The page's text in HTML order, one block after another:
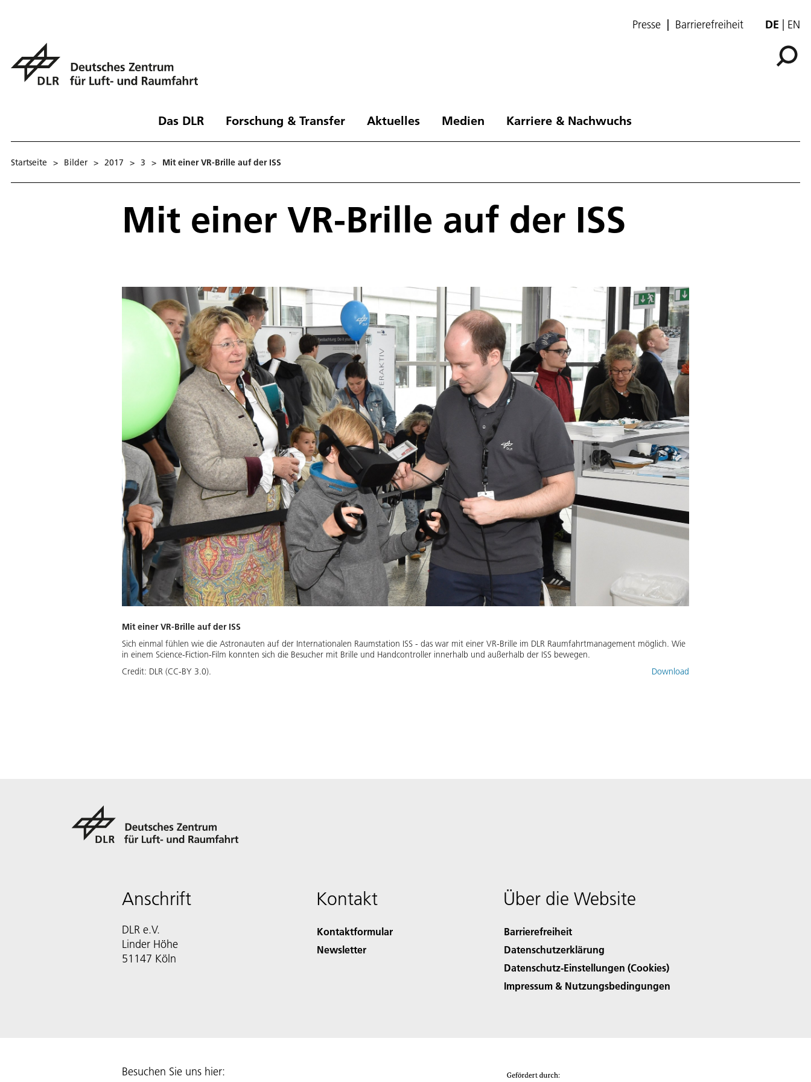
Presse Barrierefreiheit DE EN
Das DLR Forschung & Transfer Aktuelles Medien Karriere & Nachwuchs
Startseite > Bilder > 2017 > 3 > Mit einer VR-Brille auf der ISS
Mit einer VR-Brille auf der ISS
Mit einer VR-Brille auf der ISS
Sich einmal fühlen wie die Astronauten auf der Internationalen Raumstation ISS - das war mit einer VR-Brille im DLR Raumfahrtmanagement möglich. Wie
in einem Science-Fiction-Film konnten sich die Besucher mit Brille und Handcontroller innerhalb und außerhalb der ISS bewegen.
Credit: DLR (CC-BY 3.0). Download
Anschrift
DLR e.V.
Linder Höhe
51147 Köln
Kontakt
Kontaktformular
Newsletter
Über die Website
Barrierefreiheit
Datenschutzerklärung
Datenschutz-Einstellungen (Cookies)
Impressum & Nutzungsbedingungen
Besuchen Sie uns hier: